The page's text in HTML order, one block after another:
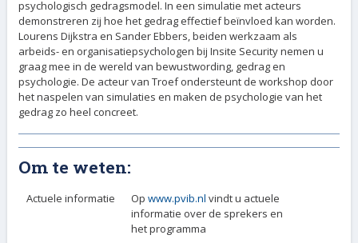
psychologisch gedragsmodel. In een simulatie met acteurs
demonstreren zij hoe het gedrag effectief beïnvloed kan worden.
Lourens Dijkstra en Sander Ebbers, beiden werkzaam als
arbeids- en organisatiepsychologen bij Insite Security nemen u
graag mee in de wereld van bewustwording, gedrag en
psychologie. De acteur van Troef ondersteunt de workshop door
het naspelen van simulaties en maken de psychologie van het
gedrag zo heel concreet.
Om te weten:
Actuele informatie Op www.pvib.nl vindt u actuele
informatie over de sprekers en
het programma